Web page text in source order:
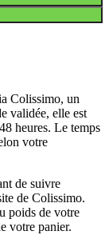
Colissimo, un
validée, elle est
heures. Le temps
votre
de suivre
de Colissimo.
poids de votre
votre panier.